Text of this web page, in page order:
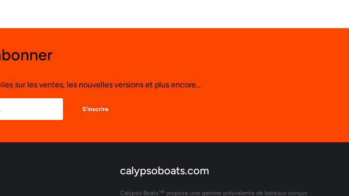
sur les ventes, les nouvelles versions et plus encore…
calypsoboats.com
Calypso Boats™ propose une gamme polyvalente de bateaux conçus